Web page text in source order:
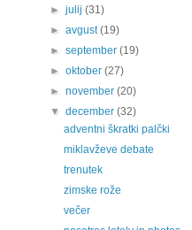
►julij(31)
►avgust(19)
►september(19)
►oktober(27)
►november(20)
▼december(32)
adventni škratki palčki
miklavževe debate
trenutek
zimske rože
večer